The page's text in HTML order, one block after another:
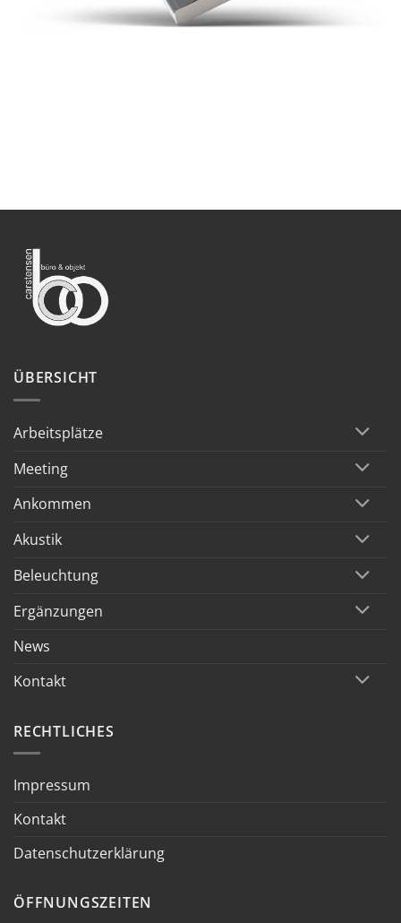
ÜBERSICHT
Arbeitsplätze
Meeting
Ankommen
Akustik
Beleuchtung
Ergänzungen
News
Kontakt
RECHTLICHES
Impressum
Kontakt
Datenschutzerklärung
ÖFFNUNGSZEITEN